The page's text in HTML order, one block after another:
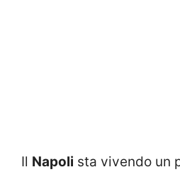
Il Napoli sta vivendo un